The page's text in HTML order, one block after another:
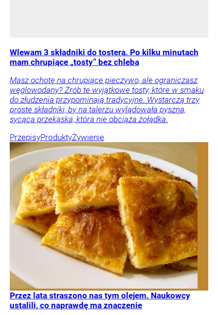
Wlewam 3 składniki do tostera. Po kilku minutach
mam chrupiące „tosty” bez chleba
Masz ochotę na chrupiące pieczywo, ale ograniczasz
węglowodany? Zrób te wyjątkowe tosty, które w smaku
do złudzenia przypominają tradycyjne. Wystarczą trzy
proste składniki, by na talerzu wylądowała pyszna,
sycąca przekąska, która nie obciąża żołądka.
PrzepisyProduktyŻywienie
Przez lata straszono nas tym olejem. Naukowcy
ustalili, co naprawdę ma znaczenie